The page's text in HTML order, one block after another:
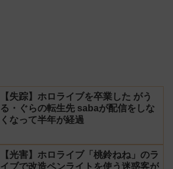
【失踪】ホロライブを卒業した がう
る・ぐらの転生先 sabaが配信をしな
くなって半年が経過
【光害】ホロライブ「桃鈴ねね」のラ
イブで改造ペンライトを使う迷惑客が